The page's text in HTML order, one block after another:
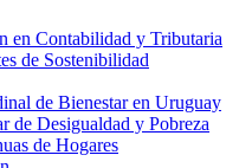
en Contabilidad y Tributaria
de Sostenibilidad
de Bienestar en Uruguay
de Desigualdad y Pobreza
de Hogares